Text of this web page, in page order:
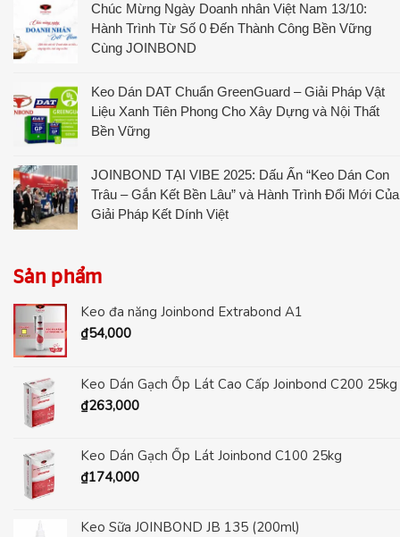
Chúc Mừng Ngày Doanh nhân Việt Nam 13/10:
Hành Trình Từ Số 0 Đến Thành Công Bền Vững
Cùng JOINBOND
Keo Dán DAT Chuẩn GreenGuard – Giải Pháp Vật
Liệu Xanh Tiên Phong Cho Xây Dựng và Nội Thất
Bền Vững
JOINBOND TẠI VIBE 2025: Dấu Ấn “Keo Dán Con
Trâu – Gắn Kết Bền Lâu” và Hành Trình Đổi Mới Của
Giải Pháp Kết Dính Việt
Sản phẩm
Keo đa năng Joinbond Extrabond A1
₫54,000
Keo Dán Gạch Ốp Lát Cao Cấp Joinbond C200 25kg
₫263,000
Keo Dán Gạch Ốp Lát Joinbond C100 25kg
₫174,000
Keo Sữa JOINBOND JB 135 (200ml)